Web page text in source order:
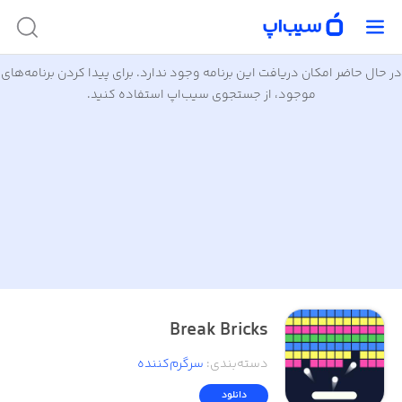
در حال حاضر امکان دریافت این برنامه وجود ندارد. برای پیدا کردن برنامه‌های
موجود، از جستجوی سیب‌اپ استفاده کنید.
Break Bricks
دسته‌بندی: سرگرم‌کننده
دانلود